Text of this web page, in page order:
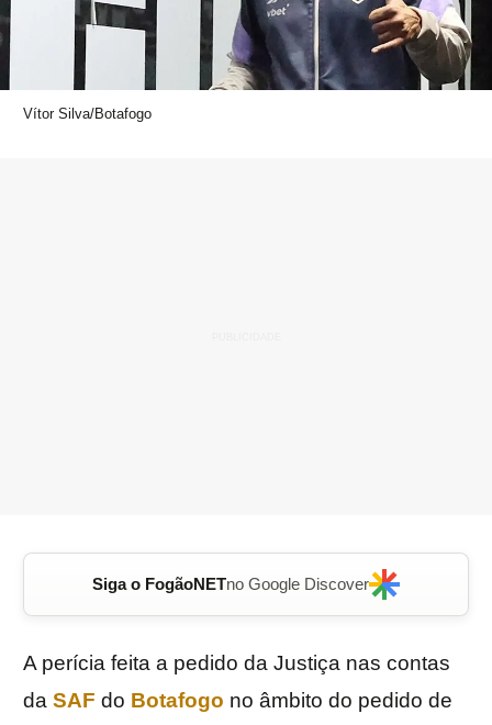
Vítor Silva/Botafogo
Siga o FogãoNETno Google Discover
A perícia feita a pedido da Justiça nas contas
da SAF do Botafogo no âmbito do pedido de